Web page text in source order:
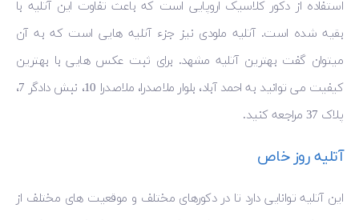
استفاده از دکور کلاسیک اروپایی است که باعث تفاوت این آتلیه با
بقیه شده است. آتلیه ملودی نیز جزء آتلیه هایی است که به آن
میتوان گفت بهترین آتلیه مشهد. برای ثبت عکس هایی با بهترین
کیفیت می توانید به احمد آباد، بلوار ملاصدرا، ملاصدرا 10، نبش دادگر 7،
پلاک 37 مراجعه کنید.
آتلیه روز خاص
این آتلیه توانایی دارد تا در دکورهای مختلف و موقعیت های مختلف از